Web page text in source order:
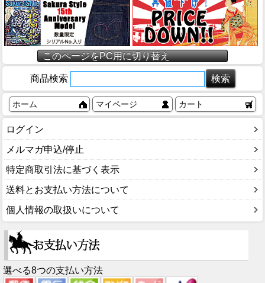
このページをPC用に切り替え
商品検索
ホーム マイページ カート
ログイン
メルマガ申込/停止
特定商取引法に基づく表示
送料とお支払い方法について
個人情報の取扱いについて
選べる8つの支払い方法